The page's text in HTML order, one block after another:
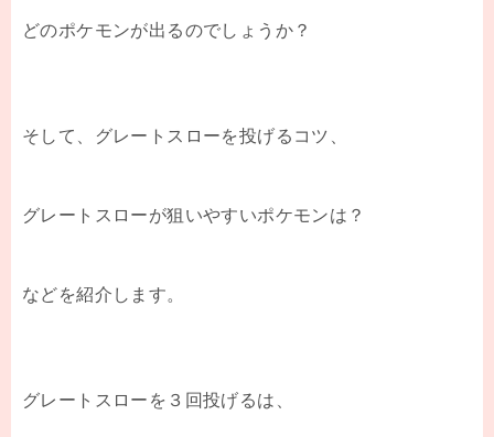
どのポケモンが出るのでしょうか？
そして、グレートスローを投げるコツ、
グレートスローが狙いやすいポケモンは？
などを紹介します。
グレートスローを３回投げるは、